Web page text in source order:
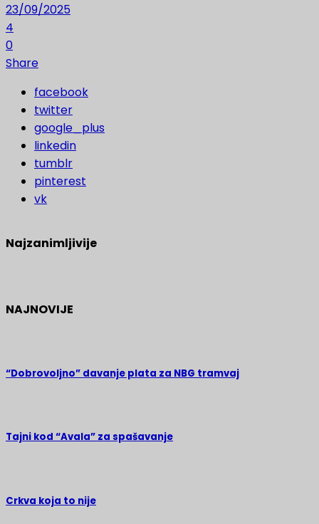
23/09/2025
4
0
Share
facebook
twitter
google_plus
linkedin
tumblr
pinterest
vk
Najzanimljivije
NAJNOVIJE
“Dobrovoljno” davanje plata za NBG tramvaj
Tajni kod “Avala” za spašavanje
Crkva koja to nije